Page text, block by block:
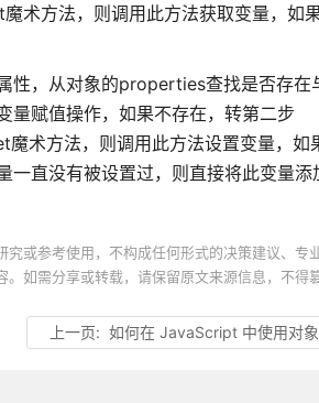
术方法，则调用此方法获取变量，如
性，从对象的properties查找是否存
量赋值操作，如果不存在，转第二步
魔术方法，则调用此方法设置变量，如
一直没有被设置过，则直接将此变量
究或参考使用，不构成任何形式的决策建议、
。如需分享或转载，请保留原文来源信息，不得
上一页:如何在 JavaScript 中使用对